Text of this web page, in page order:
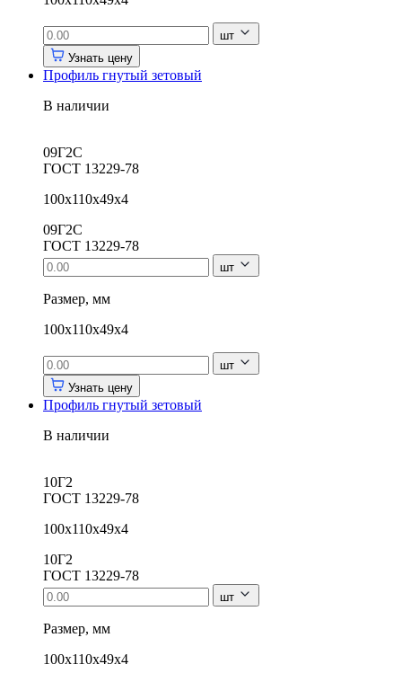
шт
Узнать цену
Профиль гнутый зетовый
В наличии
09Г2С
ГОСТ 13229-78
100х110х49х4
09Г2С
ГОСТ 13229-78
шт
Размер, мм
100х110х49х4
шт
Узнать цену
Профиль гнутый зетовый
В наличии
10Г2
ГОСТ 13229-78
100х110х49х4
10Г2
ГОСТ 13229-78
шт
Размер, мм
100х110х49х4